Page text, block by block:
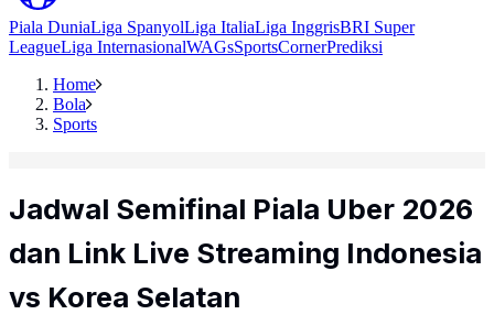
Piala DuniaLiga SpanyolLiga ItaliaLiga InggrisBRI Super
LeagueLiga InternasionalWAGsSportsCornerPrediksi
Home
Bola
Sports
Jadwal Semifinal Piala Uber 2026
dan Link Live Streaming Indonesia
vs Korea Selatan